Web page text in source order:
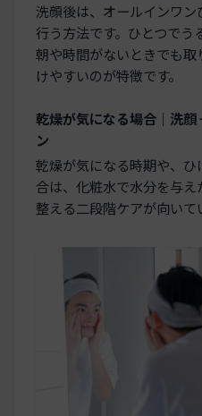
洗顔後は、オールインワ
行う方法です。ひとつでう
朝や時間がないときでも
けやすいのが特徴です。
乾燥が気になる場合｜洗
ン
乾燥が気になる時期や、
合は、化粧水で水分を与
整える二段階ケアが向いて